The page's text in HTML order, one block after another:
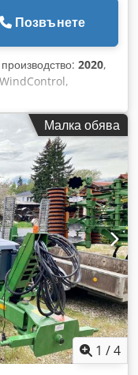
Позвънете
2020,
WindControl,
тръбна
система, FlowCheck
L и стълби, LED
/ комплект за ралo
Torf
Малка обява
1 /4